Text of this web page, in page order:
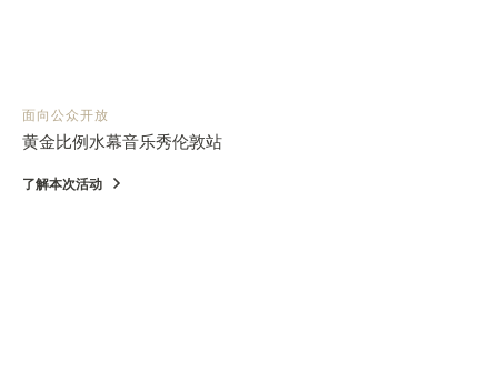
面向公众开放
黄金比例水幕音乐秀伦敦站
了解本次活动